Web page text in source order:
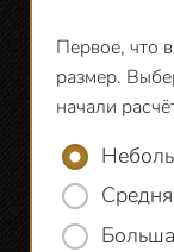
Первое, что
размер.
начали